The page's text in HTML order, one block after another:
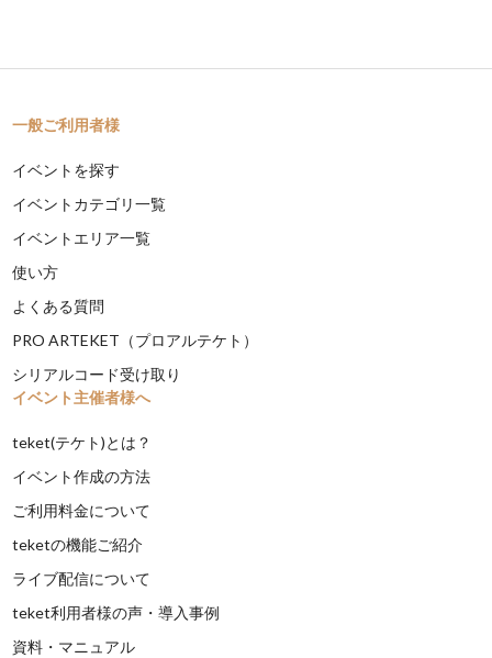
一般ご利用者様
イベントを探す
イベントカテゴリ一覧
イベントエリア一覧
使い方
よくある質問
PRO ARTEKET（プロアルテケト）
シリアルコード受け取り
イベント主催者様へ
teket(テケト)とは？
イベント作成の方法
ご利用料金について
teketの機能ご紹介
ライブ配信について
teket利用者様の声・導入事例
資料・マニュアル